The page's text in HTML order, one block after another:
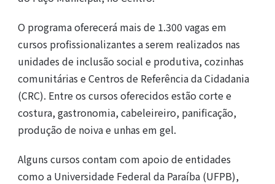
O programa oferecerá mais de 1.300 vagas em
cursos profissionalizantes a serem realizados nas
unidades de inclusão social e produtiva, cozinhas
comunitárias e Centros de Referência da Cidadania
(CRC). Entre os cursos oferecidos estão corte e
costura, gastronomia, cabeleireiro, panificação,
produção de noiva e unhas em gel.
Alguns cursos contam com apoio de entidades
como a Universidade Federal da Paraíba (UFPB),